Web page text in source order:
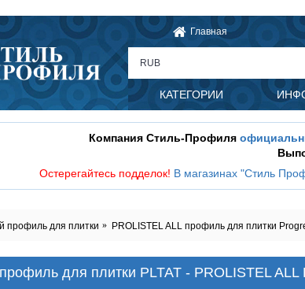
Главная
RUB
КАТЕГОРИИ
Компания Стиль-Профиля
Остерегайтесь подделок! В магазинах "Стиль
профиль для плитки PROLISTEL ALL профиль для плитки
профиль для плитки PLTAT -